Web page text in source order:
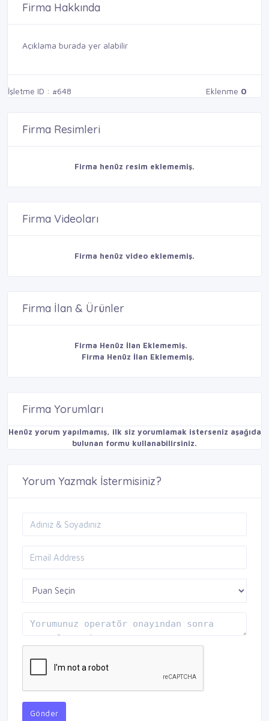
Firma Hakkında
Açıklama burada yer alabilir
İşletme ID : #648 Eklenme 0
Firma Resimleri
Firma henüz resim eklememiş.
Firma Videoları
Firma henüz video eklememiş.
Firma İlan & Ürünler
Firma Henüz İlan Eklememiş.
Firma Henüz İlan Eklememiş.
Firma Yorumları
Henüz yorum yapılmamış, ilk siz yorumlamak isterseniz aşağıda
bulunan formu kullanabilirsiniz.
Yorum Yazmak İstermisiniz?
Gönder